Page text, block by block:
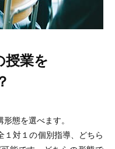
授業を
態を選べます。
１対１の個別指導、どちら